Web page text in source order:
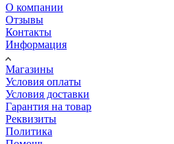
О компании
Отзывы
Контакты
Информация
Магазины
Условия оплаты
Условия доставки
Гарантия на товар
Реквизиты
Политика